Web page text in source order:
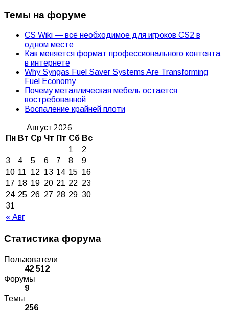
Темы на форуме
CS Wiki — всё необходимое для игроков CS2 в
одном месте
Как меняется формат профессионального контента
в интернете
Why Syngas Fuel Saver Systems Are Transforming
Fuel Economy
Почему металлическая мебель остается
востребованной
Воспаление крайней плоти
Август 2026
Пн Вт Ср Чт Пт Сб Вс
« Авг
1
2
3
4 5 6 7 8
9
10 11 12 13 14 15 16
17 18 19 20 21 22 23
24 25 26 27 28 29 30
31
Статистика форума
Пользователи
42 512
Форумы
9
Темы
256